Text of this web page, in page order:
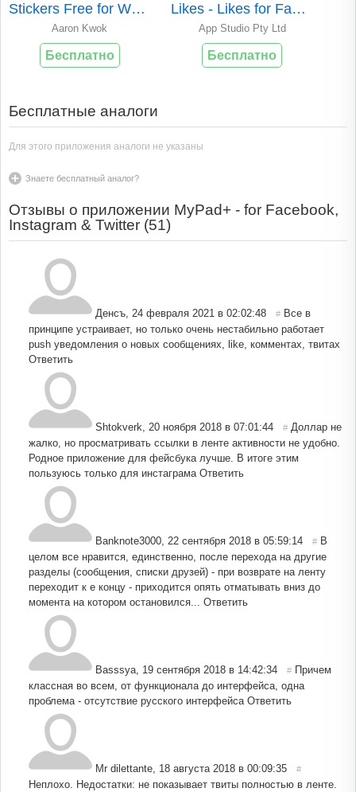
Stickers Free for WhatsApp, Telegram
Aaron Kwok
Бесплатно
Likes - Likes for Facebook
App Studio Pty Ltd
Бесплатно
Бесплатные аналоги
Для этого приложения аналоги не указаны
Знаете бесплатный аналог?
Отзывы о приложении MyPad+ - for Facebook,
Instagram & Twitter (51)
Денсъ 24 февраля 2021 в 02:02:48 # Все в
принципе устраивает, но только очень нестабильно работает
push уведомления о новых сообщениях, like, комментах, твитах
Ответить
Shtokverk 20 ноября 2018 в 07:01:44 # Доллар не
жалко, но просматривать ссылки в ленте активности не удобно.
Родное приложение для фейсбука лучше. В итоге этим
пользуюсь только для инстаграма Ответить
Banknote3000 22 сентября 2018 в 05:59:14 # В
целом все нравится, единственно, после перехода на другие
разделы (сообщения, списки друзей) - при возврате на ленту
переходит к е концу - приходится опять отматывать вниз до
момента на котором остановился...
Ответить
Basssya 19 сентября 2018 в 14:42:34 # Причем
классная во всем, от функционала до интерфейса, одна
проблема - отсутствие русского интерфейса Ответить
Mr dilettante 18 августа 2018 в 00:09:35 #
Неплохо. Недостатки: не показывает твиты полностью в ленте.